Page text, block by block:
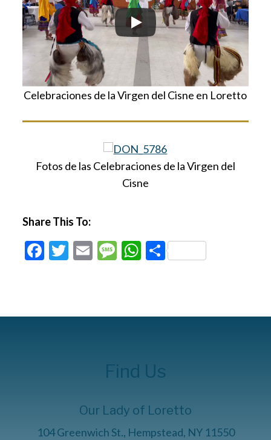
Celebraciones de la Virgen del Cisne en Loretto
Fotos de las Celebraciones de la Virgen del
Cisne
Share This To:
Facebook
Twitter
EmailMessage
WhatsApp
Compartir
Find Us
Our Lady of Loretto
104 Greenwich St., Hempstead, NY 11550